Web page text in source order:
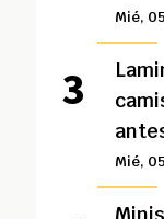
Mié,
Mié,